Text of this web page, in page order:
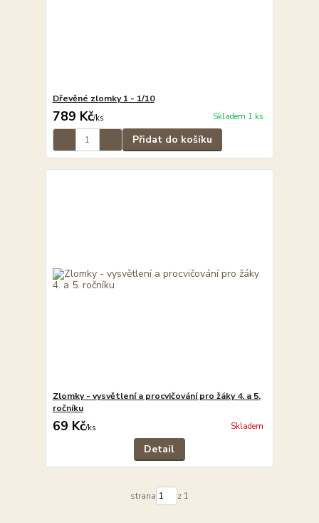
Dřevěné zlomky 1 - 1/10
789 Kč/ks Skladem 1 ks
Přidat do košíku
Zlomky - vysvětlení a procvičování pro žáky 4. a 5.
ročníku
69 Kč/ks Skladem
Detail
strana z 1